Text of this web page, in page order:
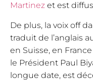
Martinez et est
De plus, la voix off
traduit de l’anglais
en Suisse, en
le Président Paul
longue date, est